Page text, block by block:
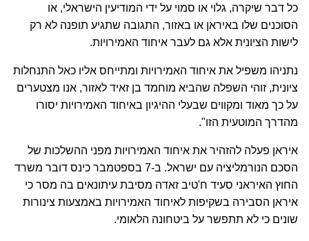
כל דבר שיקרה, גלוי או סמוי על ידי המודיעין הישראלי, או
הסוכנים שלו באיראן או באזור, התגובה שתגיע תופנה לא רק
לישות הציונית אלא גם לעבר איחוד האמירויות.
נתניהו משפיל את איחוד האמירויות ומתייחס אליו כאל התנחלות
ציונית, זוהי השפלה שהביא מוחמד בן זאיד לאזור, אנו מצטערים
על כך מאוד ומקווים שבעלי ההיגיון באיחוד האמירויות יסורו
מהדרך המוטעית הזו".
איראן פעלה להזהיר את איחוד האמירויות מפני ההשלכות של
הסכם הנורמליציה עם ישראל. ב-7 בספטמבר כינס דובר משרד
החוץ האיראני סעיד ח'טיב זאדה מסיבת עיתונאים בה מסר כי
איראן הסבירה בשקיפות לאיחוד האמירויות באמצעות צינורות
שונים כי לא תתפשר על ביטחונה הלאומי.